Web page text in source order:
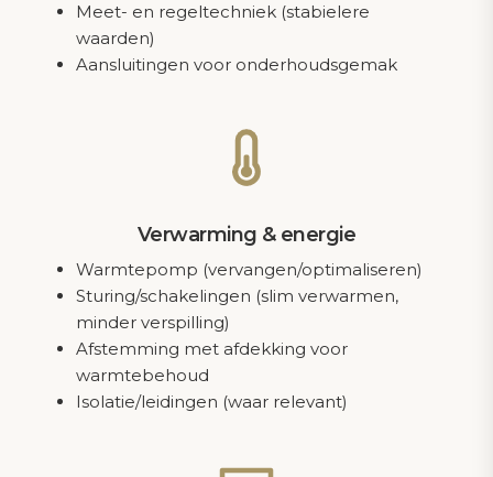
Meet- en regeltechniek (stabielere
waarden)
Aansluitingen voor onderhoudsgemak
Verwarming & energie
Warmtepomp (vervangen/optimaliseren)
Sturing/schakelingen (slim verwarmen,
minder verspilling)
Afstemming met afdekking voor
warmtebehoud
Isolatie/leidingen (waar relevant)